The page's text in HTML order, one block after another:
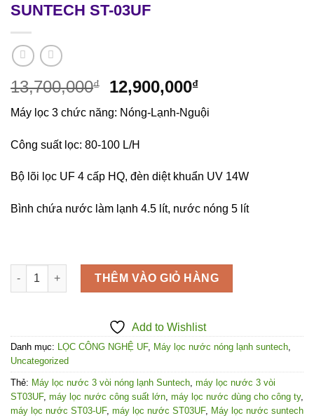
SUNTECH ST-03UF
13,700,000₫
Giá
gốc
là:
13,700,000₫.
12,900,000₫Giá
hiện
tại
Máy lọc 3 chức năng: Nóng-Lạnh-Nguội
Công suất lọc: 80-100 L/H
Bộ lõi lọc UF 4 cấp HQ, đèn diệt khuẩn UV 14W
Bình chứa nước làm lạnh 4.5 lít, nước nóng 5 lít
Máy Lọc Nước Nóng Lạnh 3 Vòi SUNTECH ST-03UF số lượng
THÊM VÀO GIỎ HÀNG
Add to Wishlist
Danh mục: LỌC CÔNG NGHỆ UF, Máy lọc nước nóng lạnh suntech
Uncategorized
Thẻ: Máy lọc nước 3 vòi nóng lạnh Suntech máy lọc nước 3 vòi
ST03UF, máy lọc nước công suất lớn máy lọc nước dùng cho công ty,
máy lọc nước ST03-UF, máy lọc nước ST03UF, Máy lọc nước suntech